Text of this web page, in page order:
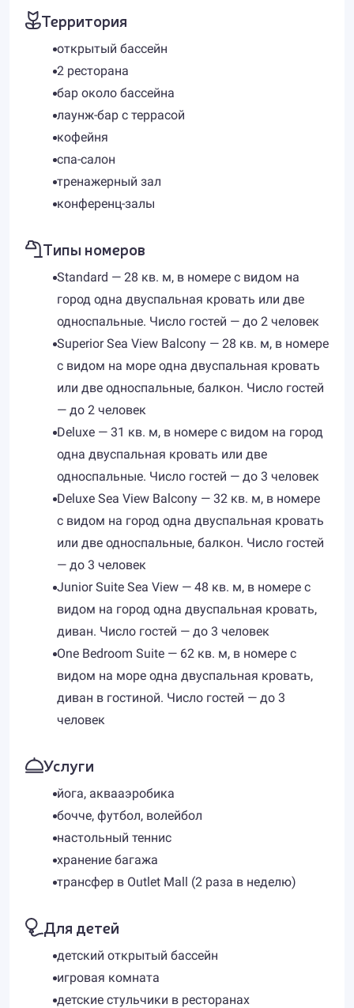
Территория
открытый бассейн
2 ресторана
бар около бассейна
лаунж-бар с террасой
кофейня
спа-салон
тренажерный зал
конференц-залы
Типы номеров
Standard — 28 кв. м, в номере с видом на
город одна двуспальная кровать или две
односпальные. Число гостей — до 2 человек
Superior Sea View Balcony — 28 кв. м, в номере
с видом на море одна двуспальная кровать
или две односпальные, балкон. Число гостей
— до 2 человек
Deluxe — 31 кв. м, в номере с видом на город
одна двуспальная кровать или две
односпальные. Число гостей — до 3 человек
Deluxe Sea View Balcony — 32 кв. м, в номере
с видом на город одна двуспальная кровать
или две односпальные, балкон. Число гостей
— до 3 человек
Junior Suite Sea View — 48 кв. м, в номере с
видом на город одна двуспальная кровать,
диван. Число гостей — до 3 человек
One Bedroom Suite — 62 кв. м, в номере с
видом на море одна двуспальная кровать,
диван в гостиной. Число гостей — до 3
человек
Услуги
йога, аквааэробика
бочче, футбол, волейбол
настольный теннис
хранение багажа
трансфер в Outlet Mall (2 раза в неделю)
Для детей
детский открытый бассейн
игровая комната
детские стульчики в ресторанах